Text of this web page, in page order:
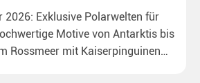
2026: Exklusive Polarwelten für
Motive von Antarktis bis
Rossmeer mit Kaiserpinguinen